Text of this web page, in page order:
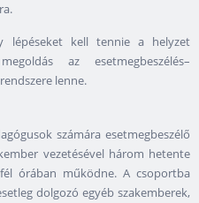
lépéseket kell tennie a helyzet
az esetmegbeszélés–
lenne.
számára esetmegbeszélő
vezetésével három hetente
órában működne. A csoportba
dolgozó egyéb szakemberek,